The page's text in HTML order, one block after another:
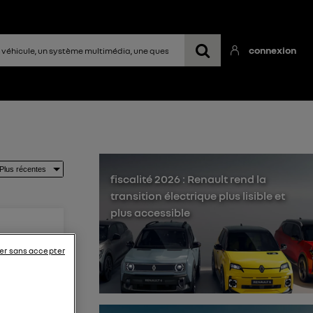
connexion
km/h
fiscalité 2026 : Renault rend la
transition électrique plus lisible et
plus accessible
sans accepter